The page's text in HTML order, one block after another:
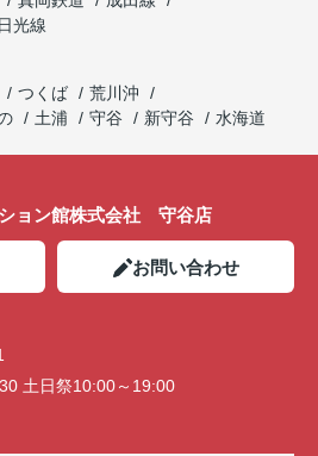
光線
つくば
荒川沖
土浦 守谷 新守谷 水海道
ョン館株式会社 守谷店
お問い合わせ
土日祭10:00～19:00